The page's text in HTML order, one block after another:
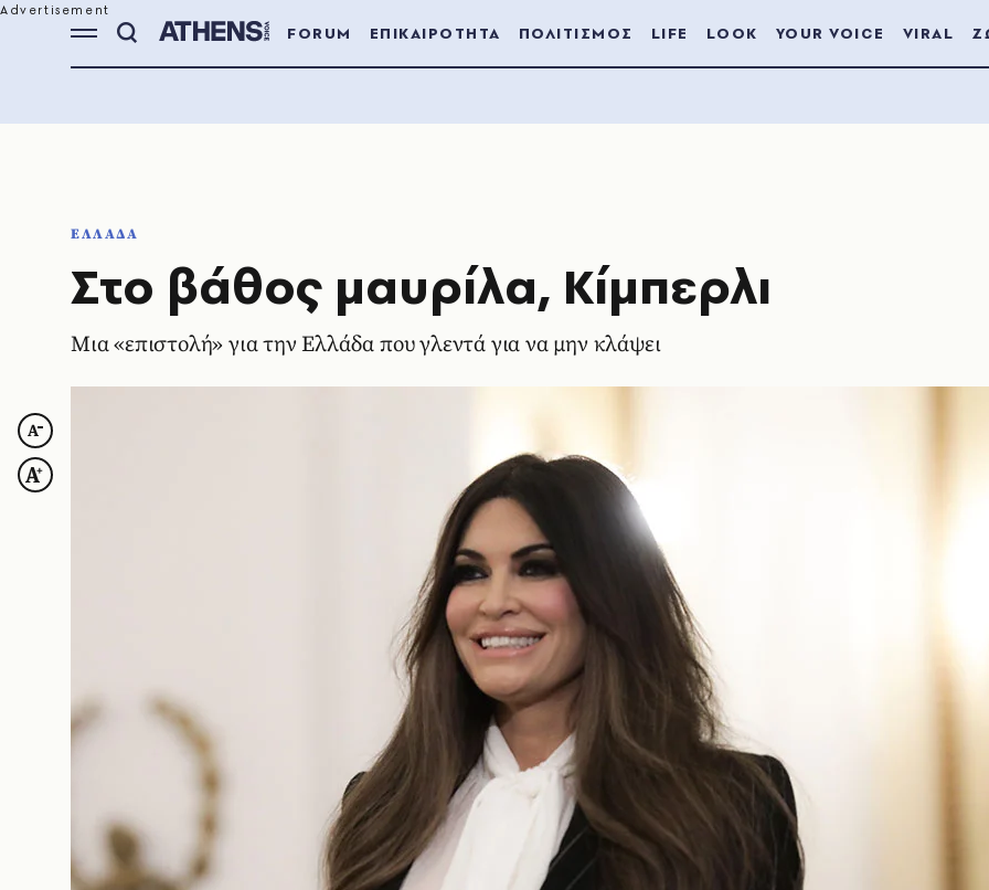
FORUM ΕΠΙΚΑΙΡΟΤΗΤΑ ΠΟΛΙΤΙΣΜΟΣ LIFE LOOK YOUR VOICE VIRAL
ΕΛΛΑΔΑ
Στο βάθος μαυρίλα, Κίμπερλι
Μια «επιστολή» για την Ελλάδα που γλεντά για να μην κλάψει